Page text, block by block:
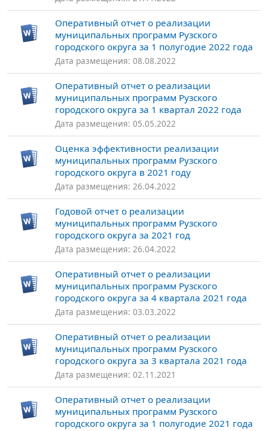
Оперативный отчет о реализации
муниципальных программ Рузского
городского округа за 1 полугодие 2022 года
Дата размещения: 08.08.2022
Оперативный отчет о реализации
муниципальных программ Рузского
городского округа за 1 квартал 2022 года
Дата размещения: 05.05.2022
Оценка эффективности реализации
муниципальных программ Рузского
городского округа в 2021 году
Дата размещения: 26.04.2022
Годовой отчет о реализации
муниципальных программ Рузского
городского округа за 2021 год
Дата размещения: 26.04.2022
Оперативный отчет о реализации
муниципальных программ Рузского
городского округа за 4 квартала 2021 года
Дата размещения: 03.03.2022
Оперативный отчет о реализации
муниципальных программ Рузского
городского округа за 3 квартала 2021 года
Дата размещения: 02.11.2021
Оперативный отчет о реализации
муниципальных программ Рузского
городского округа за 1 полугодие 2021 года